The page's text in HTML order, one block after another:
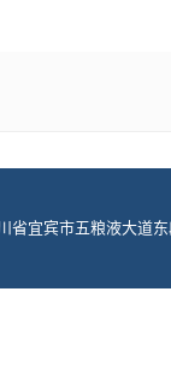
宜宾市五粮液大道